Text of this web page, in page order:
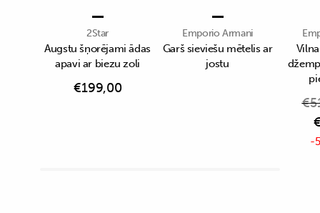
2Star
Augstu šņorējami ādas
apavi ar biezu zoli
€199,00
Emporio Armani
Garš sieviešu mētelis ar
jostu
€
-